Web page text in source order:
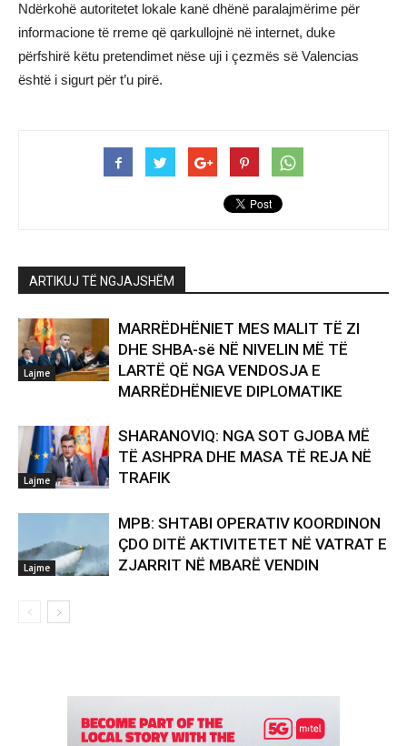
Ndërkohë autoritetet lokale kanë dhënë paralajmërime për
informacione të rreme që qarkullojnë në internet, duke
përfshirë këtu pretendimet nëse uji i çezmës së Valencias
është i sigurt për t’u pirë.
ARTIKUJ TË NGJAJSHËM
Lajme
MARRËDHËNIET MES MALIT TË ZI
DHE SHBA-së NË NIVELIN MË TË
LARTË QË NGA VENDOSJA E
MARRËDHËNIEVE DIPLOMATIKE
Lajme
SHARANOVIQ: NGA SOT GJOBA MË
TË ASHPRA DHE MASA TË REJA NË
TRAFIK
Lajme
MPB: SHTABI OPERATIV KOORDINON
ÇDO DITË AKTIVITETET NË VATRAT E
ZJARRIT NË MBARË VENDIN